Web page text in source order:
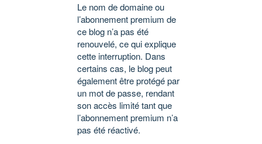
Le nom de domaine ou
l’abonnement premium de
ce blog n’a pas été
renouvelé, ce qui explique
cette interruption. Dans
certains cas, le blog peut
également être protégé par
un mot de passe, rendant
son accès limité tant que
l’abonnement premium n’a
pas été réactivé.